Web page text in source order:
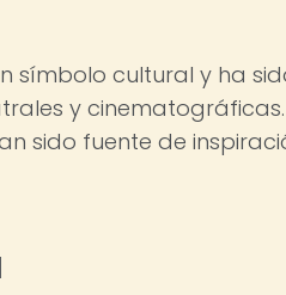
símbolo cultural y ha
y cinematográficas.
sido fuente de